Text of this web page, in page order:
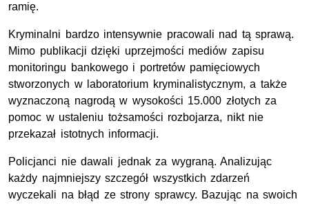
ramię.
Kryminalni bardzo intensywnie pracowali nad tą sprawą.
Mimo publikacji dzięki uprzejmości mediów zapisu
monitoringu bankowego i portretów pamięciowych
stworzonych w laboratorium kryminalistycznym, a także
wyznaczoną nagrodą w wysokości 15.000 złotych za
pomoc w ustaleniu tożsamości rozbojarza, nikt nie
przekazał istotnych informacji.
Policjanci nie dawali jednak za wygraną. Analizując
każdy najmniejszy szczegół wszystkich zdarzeń
wyczekali na błąd ze strony sprawcy. Bazując na swoich